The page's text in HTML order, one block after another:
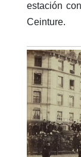
estación
Ceinture.